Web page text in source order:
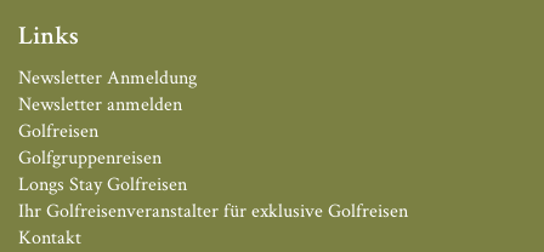
Links
Newsletter Anmeldung
Newsletter anmelden
Golfreisen
Golfgruppenreisen
Longs Stay Golfreisen
Ihr Golfreisenveranstalter für exklusive Golfreisen
Kontakt